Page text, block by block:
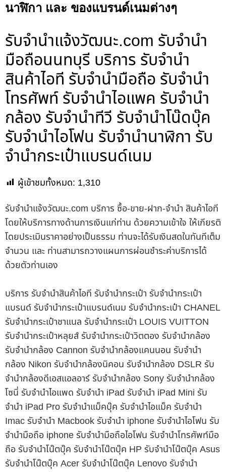
นาฬิกา และ ของแบรนด์เนมต่างๆ
รับจํานําแจ้งวัฒนะ.com รับจำนำ
มือถือนนทบุรี บริการ รับจำนำ
สินค้าไอที รับจำนำมือถือ รับจำนำ
โทรศัพท์ รับจำนำไอแพค รับจำนำ
กล้อง รับจำนำทีวี รับจำนำโน๊ดบุ๊ค
รับจำนำไอโฟน รับจำนำนาฬิกา รับ
จำนำกระเป๋าแบรนด์เนม
ผู้เข้าชมทั้งหมด: 1,310
รับจํานําแจ้งวัฒนะ.com บริการ ซื้อ-ขาย-ฝาก-จำนำ สินค้าไอที
โดยให้บริการทางด้านการเงินแก่ท่าน ด้วยความเข้าใจ ให้เกียรติ
โดยประเมินราคาอย่างเป็นธรรม ท่านจะได้รับเงินสดในทันทีเต็ม
จำนวน และ ท่านสามารถวางแผนการผ่อนชำระค่าบริการได้
ด้วยตัวท่านเอง
บริการ รับจำนำสินค้าไอที รับจำนำกระเป๋า รับจำนำกระเป๋า
แบรนด์ รับจำนำกระเป๋าแบรนด์เนม รับจำนำกระเป๋า CHANEL
รับจำนำกระเป๋าชาแนล รับจำนำกระเป๋า LOUIS VUITTON
รับจำนำกระเป๋าหลุยส์ รับจำนำกระเป๋าวิตตอง รับจำนำกล้อง
รับจำนำกล้อง Cannon รับจำนำกล้องแคนนอน รับจำนำ
กล้อง Nikon รับจำนำกล้องนิคอน รับจำนำกล้อง DSLR รับ
จำนำกล้องดีเอสแอลอาร์ รับจำนำกล้อง Sony รับจำนำกล้อง
โซนี่ รับจำนำไอแพด รับจำนำ iPad รับจำนำ iPad Mini รับ
จำนำ iPad Pro รับจำนำแม็คบุ๊ค รับจำนำไอแม็ค รับจำนำ
Imac รับจำนำ Macbook รับจำนำ iphone รับจำนำไอโฟน รับ
จำนำมือถือ iphone รับจำนำมือถือไอโฟน รับจำนำโทรศัพท์มือ
ถือ รับจำนำโน๊ตบุ๊ค รับจำนำโน๊ตบุ๊ค HP รับจำนำโน๊ตบุ๊ค Asus
รับจำนำโน๊ตบุ๊ค Acer รับจำนำโน๊ตบุ๊ค Lenovo รับจำนำ